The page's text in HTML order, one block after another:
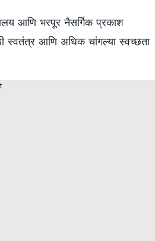
आणि भरपूर नैसर्गिक प्रकाश
स्वतंत्र आणि अधिक चांगल्या स्वच्छता